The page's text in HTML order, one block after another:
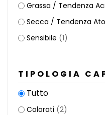
Grassa / Tendenza
Secca / Tendenza
Sensibile (1)
TIPOLOGIA
Tutto
Colorati (2)